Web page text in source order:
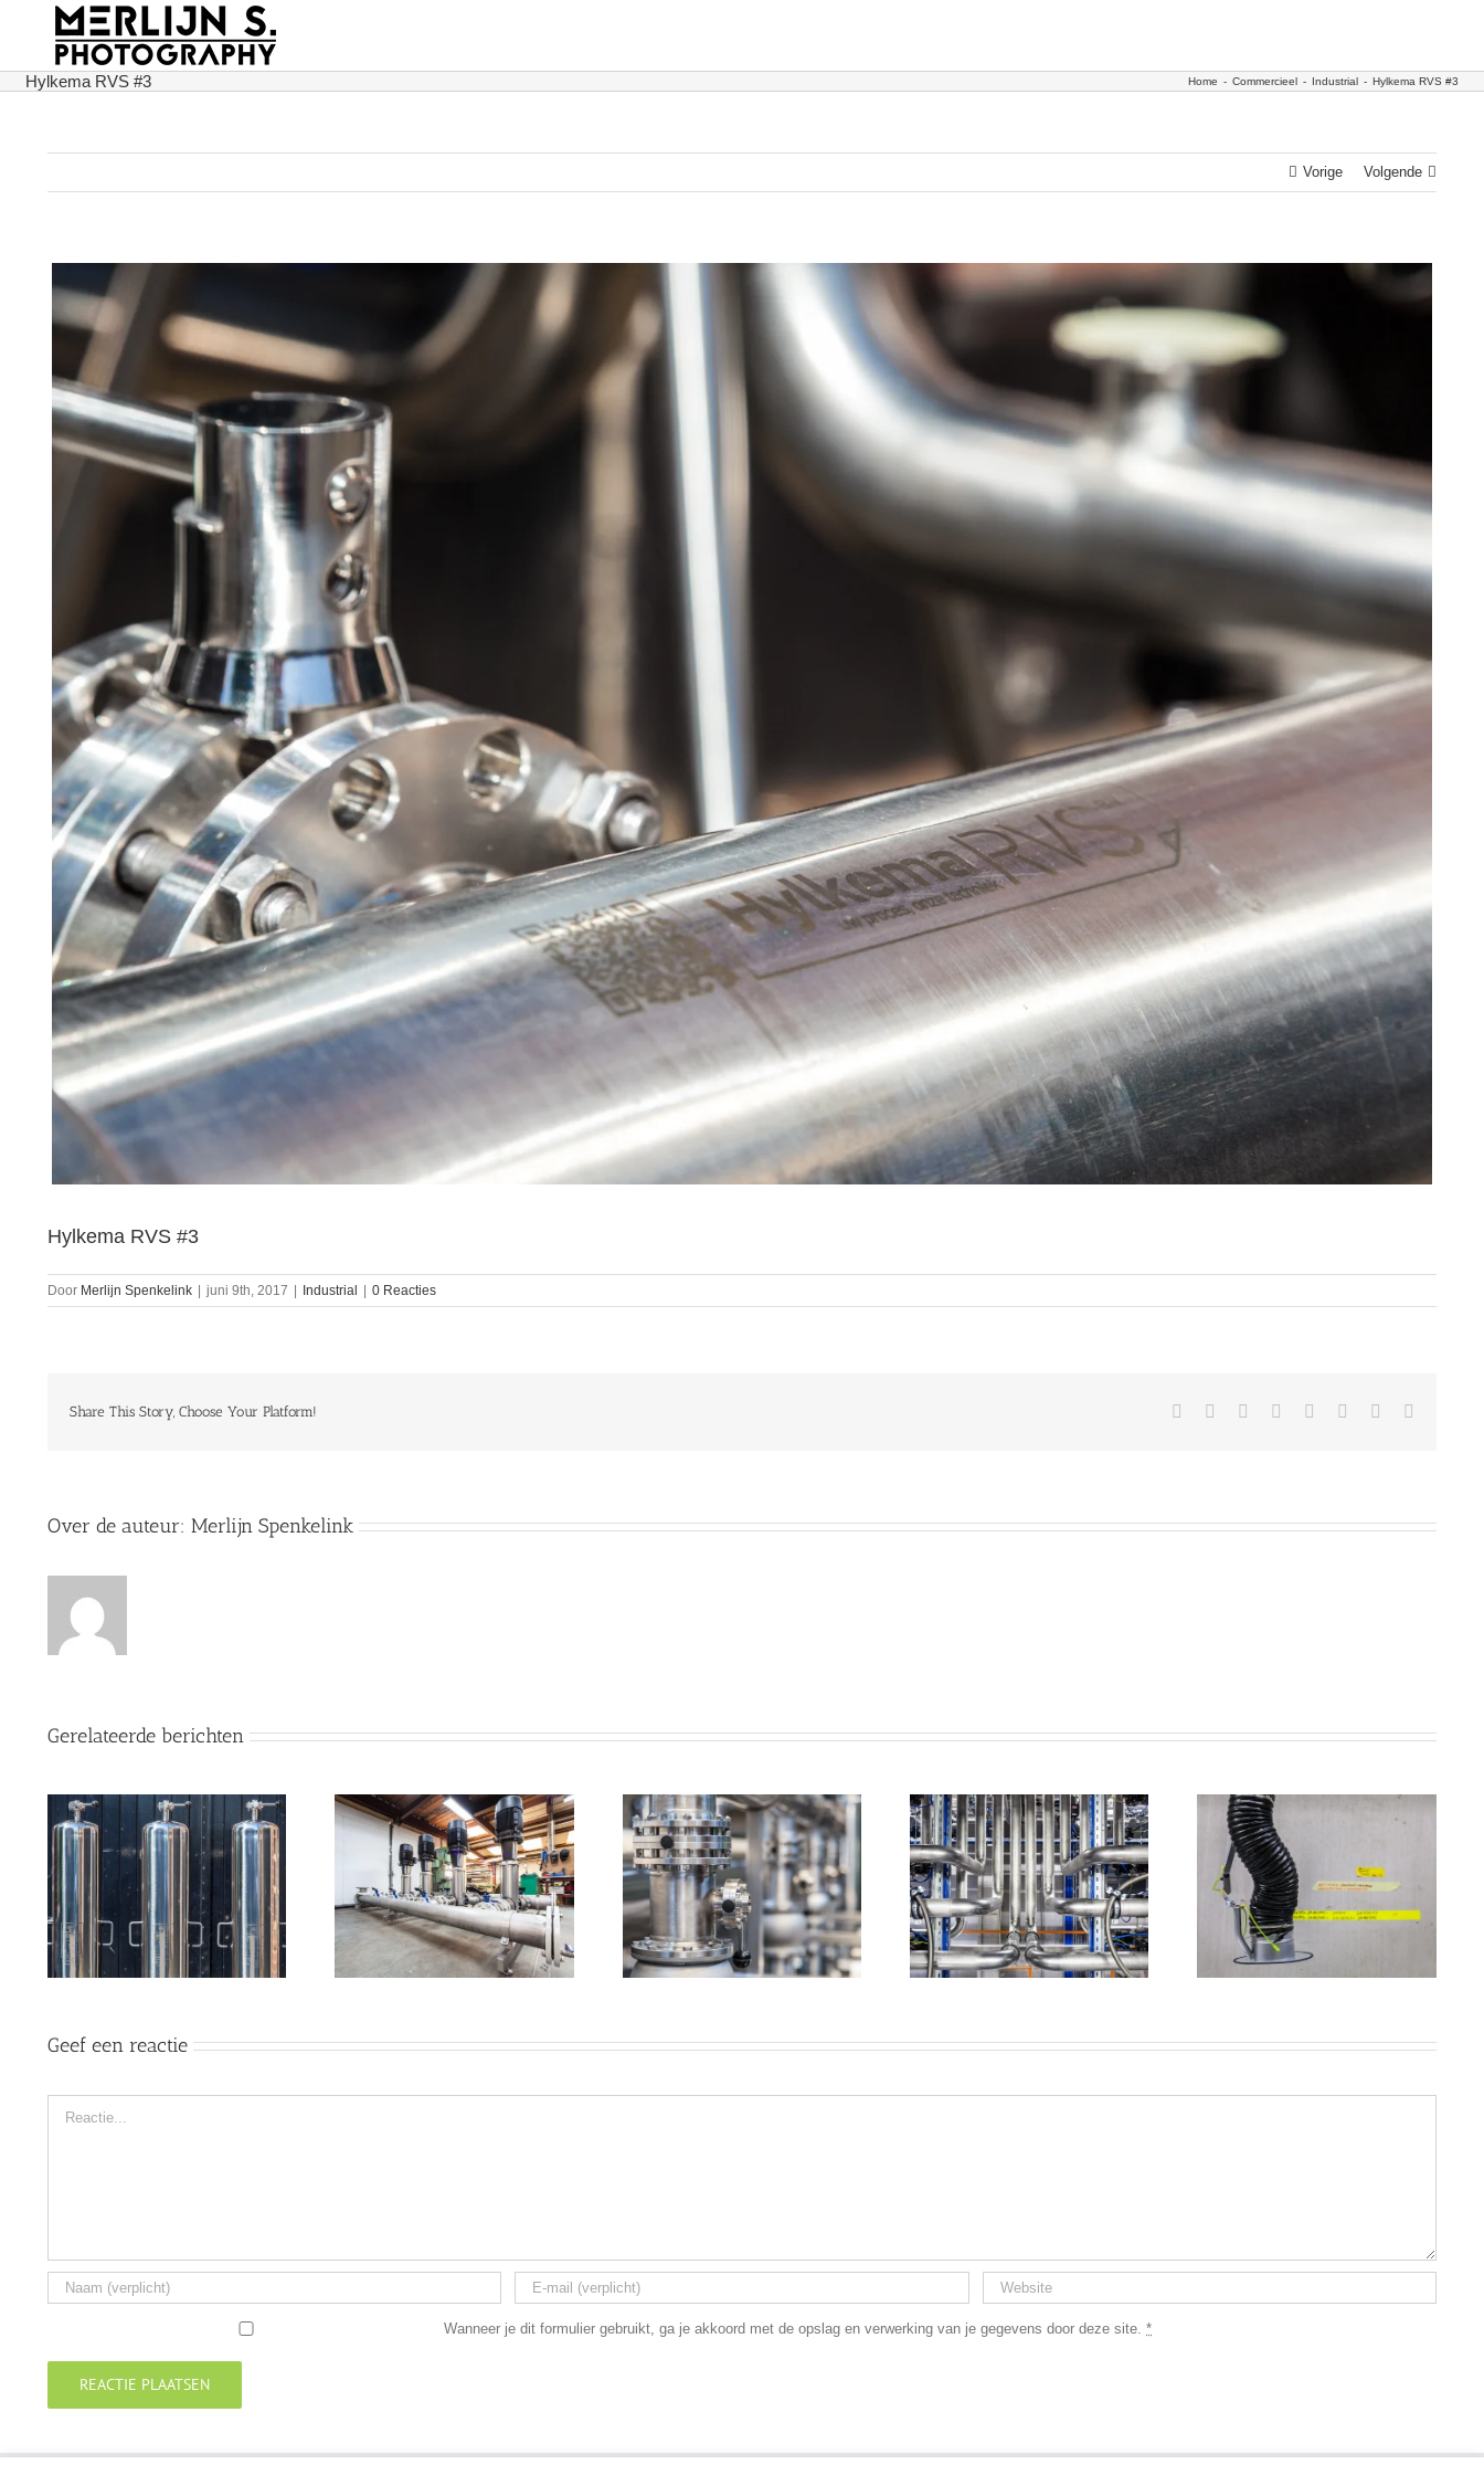
Hylkema RVS #3 Home - Commercieel - Industrial - Hylkema RVS #3
Vorige Volgende
Hylkema RVS #3
Door Merlijn Spenkelink | juni 9th, 2017 | Industrial | 0 Reacties
Share This Story, Choose Your Platform! Facebook
TwitterReddit LinkedIn
TumblrPinterest
Over de auteur: Merlijn Spenkelink
Gerelateerde berichten
Geef een reactie
Wanneer je dit formulier gebruikt, ga je akkoord met de opslag en verwerking van je gegevens door deze site.*